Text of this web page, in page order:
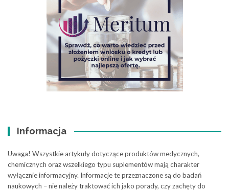
Informacja
Uwaga! Wszystkie artykuły dotyczące produktów medycznych,
chemicznych oraz wszelkiego typu suplementów mają charakter
wyłącznie informacyjny. Informacje te przeznaczone są do badań
naukowych – nie należy traktować ich jako porady, czy zachęty do